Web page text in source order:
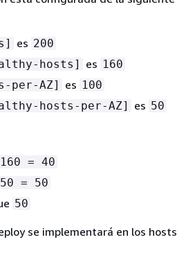
es 200
hosts]
es 160
per-AZ]
es 100
hosts-per-AZ]
es 50
= 40
= 50
50
se implementará en los hosts